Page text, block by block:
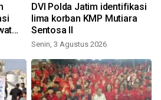
DVI Polda Jatim identifikasi
lima korban KMP Mutiara
Sentosa II
Senin, 3 Agustus 2026